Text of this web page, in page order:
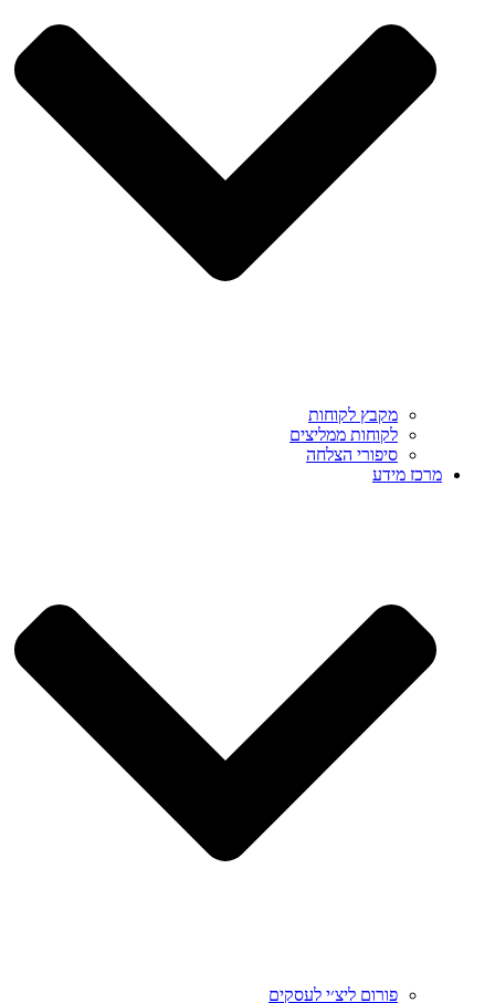
מקבץ לקוחות
לקוחות ממליצים
סיפורי הצלחה
מרכז מידע
פורום ליצ׳י לעסקים